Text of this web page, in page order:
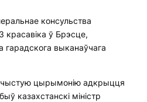
консульства
красавіка ў Брэсце,
гарадскога выканаўчага
цырымонію адкрыцця
казахстанскі міністр